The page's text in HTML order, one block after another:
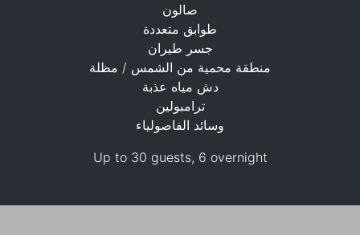
صالون
طوابق متعددة
جسر طيران
منطقة محمية من الشمس / مظلة
دش مياه عذبة
ترامبولين
وسائد الفاصولياء
Up to 30 guests, 6 overnight